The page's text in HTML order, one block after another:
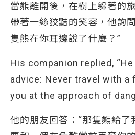
當熊離開後，在樹上躲著的
帶著一絲狡黠的笑容，他詢
隻熊在你耳邊說了什麼？”
His companion replied,
advice: Never travel with a
you at the approach of
他的朋友回答：“那隻熊給了